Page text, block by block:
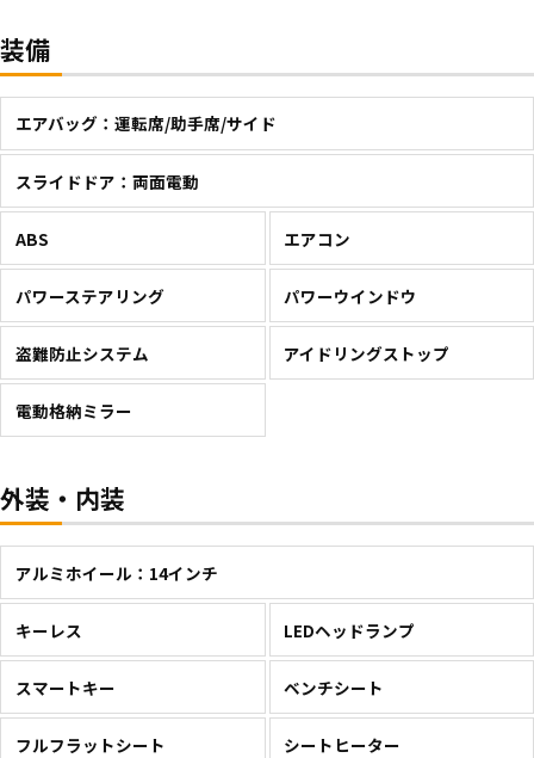
装備
エアバッグ：運転席/助手席/サイド
スライドドア：両面電動
ABS エアコン
パワーステアリング パワーウインドウ
盗難防止システム アイドリングストップ
電動格納ミラー
外装・内装
アルミホイール：14インチ
キーレス LEDヘッドランプ
スマートキー ベンチシート
フルフラットシート シートヒーター